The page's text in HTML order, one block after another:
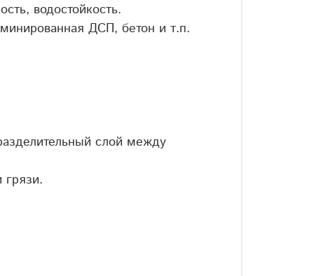
водостойкость.
ДСП, бетон и т.п.
слой между